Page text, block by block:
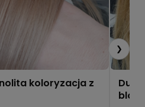
❯
koloryzacja z
Duo